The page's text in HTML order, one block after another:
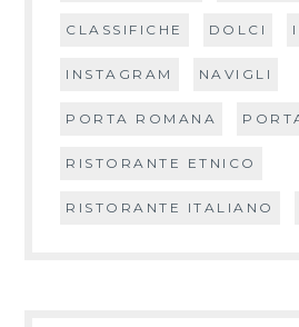
CLASSIFICHE DOLCI
INSTAGRAM NAVIGLI
PORTA ROMANA
RISTORANTE ETNICO
RISTORANTE ITALIANO